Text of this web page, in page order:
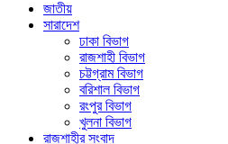
জাতীয়
সারাদেশ
ঢাকা বিভাগ
রাজশাহী বিভাগ
চট্টগ্রাম বিভাগ
বরিশাল বিভাগ
রংপুর বিভাগ
খুলনা বিভাগ
রাজশাহীর সংবাদ